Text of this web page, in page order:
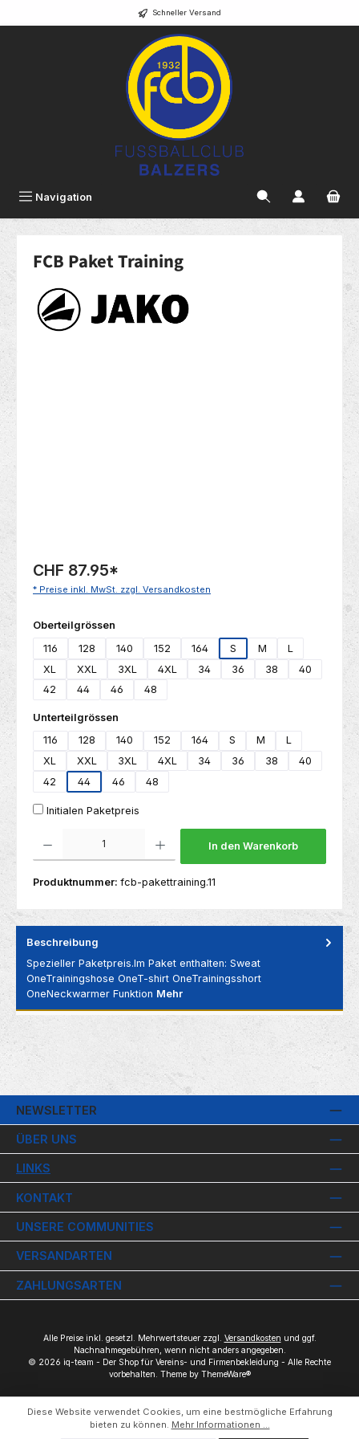
Schneller Versand
Navigation
FCB Paket Training
CHF 87.95*
* Preise inkl. MwSt. zzgl. Versandkosten
Oberteilgrössen
116
128 140 152 164 S M
L
XL
XXL 3XL 4XL 34 36 38
40
42
44 46 48
Unterteilgrössen
116
128 140 152 164 S M
L
XL
XXL 3XL 4XL 34 36 38
40
42
44 46 48
Initialen Paketpreis
In den Warenkorb
Produktnummer: fcb-pakettraining.11
Beschreibung
Spezieller Paketpreis.Im Paket enthalten: Sweat
OneTrainingshose OneT-shirt OneTrainingsshort
OneNeckwarmer Funktion Mehr
NEWSLETTER
ÜBER UNS
LINKS
KONTAKT
UNSERE COMMUNITIES
VERSANDARTEN
ZAHLUNGSARTEN
Alle Preise inkl. gesetzl. Mehrwertsteuer zzgl. Versandkosten und ggf.
Nachnahmegebühren, wenn nicht anders angegeben.
© 2026 iq-team - Der Shop für Vereins- und Firmenbekleidung - Alle Rechte
vorbehalten. Theme by ThemeWare®
Diese Website verwendet Cookies, um eine bestmögliche Erfahrung
bieten zu können. Mehr Informationen ...